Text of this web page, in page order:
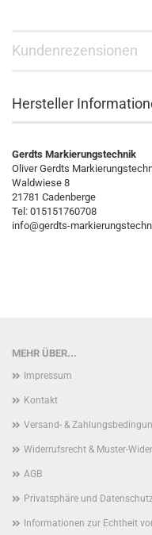
Kundenrezensionen
Hersteller
Gerdts Markierungstechnik
Oliver Gerdts
Waldwiese 8
21781 Cadenberge
Tel: 015151760708
info@gerdts-
MEHR ÜBER...
Impressum
Kontakt
Versand- &
Widerrufsrecht & Muster-
AGB
Privatsphäre und
Informationen zur Echtheit